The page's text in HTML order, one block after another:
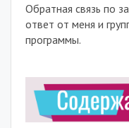
Обратная связь по
ответ от меня и
программы.